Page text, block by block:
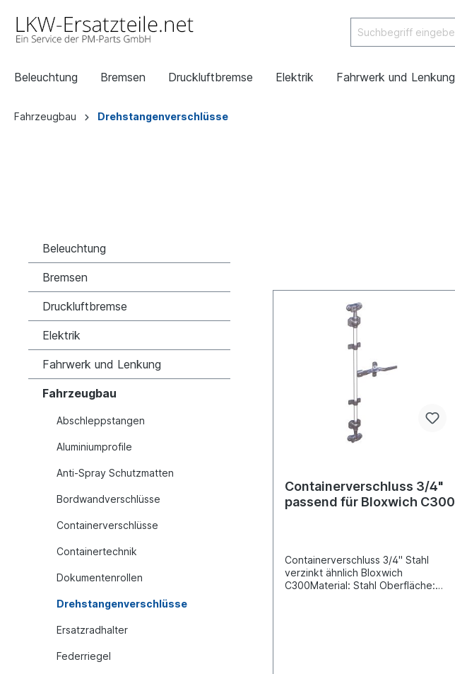
Beleuchtung Bremsen Druckluftbremse Elektrik Fahrwerk und Lenkung
Fahrzeugbau Drehstangenverschlüsse
Beleuchtung
Bremsen
Druckluftbremse
Elektrik
Fahrwerk und Lenkung
Fahrzeugbau
Abschleppstangen
Aluminiumprofile
Anti-Spray Schutzmatten
Bordwandverschlüsse
Containerverschlüsse
Containertechnik
Dokumentenrollen
Drehstangenverschlüsse
Ersatzradhalter
Federriegel
Containerverschluss 3/4"
passend für Bloxwich C300
Containerverschluss 3/4" Stahl
verzinkt ähnlich Bloxwich
C300Material: Stahl Oberfläche: